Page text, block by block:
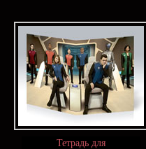
Тетрадь для